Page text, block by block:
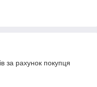
за рахунок покупця